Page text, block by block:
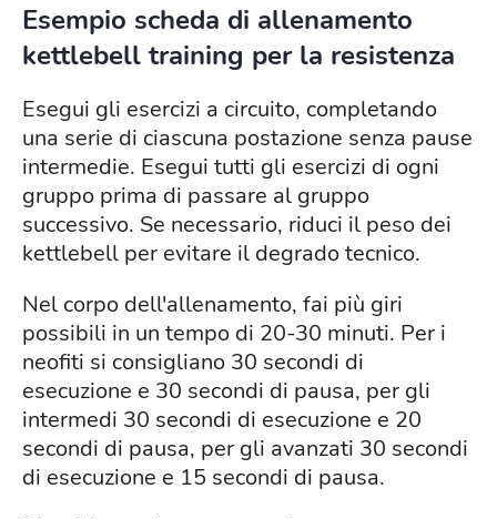
Esempio scheda di allenamento
kettlebell training per la resistenza
Esegui gli esercizi a circuito, completando
una serie di ciascuna postazione senza pause
intermedie. Esegui tutti gli esercizi di ogni
gruppo prima di passare al gruppo
successivo. Se necessario, riduci il peso dei
kettlebell per evitare il degrado tecnico.
Nel corpo dell'allenamento, fai più giri
possibili in un tempo di 20-30 minuti. Per i
neofiti si consigliano 30 secondi di
esecuzione e 30 secondi di pausa, per gli
intermedi 30 secondi di esecuzione e 20
secondi di pausa, per gli avanzati 30 secondi
di esecuzione e 15 secondi di pausa.